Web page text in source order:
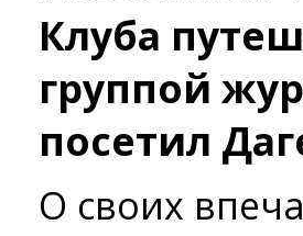
Клуба
группой
посетил
О своих